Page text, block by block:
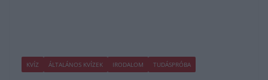
KVÍZ ÁLTALÁNOS KVÍZEK IRODALOM TUDÁSPRÓBA